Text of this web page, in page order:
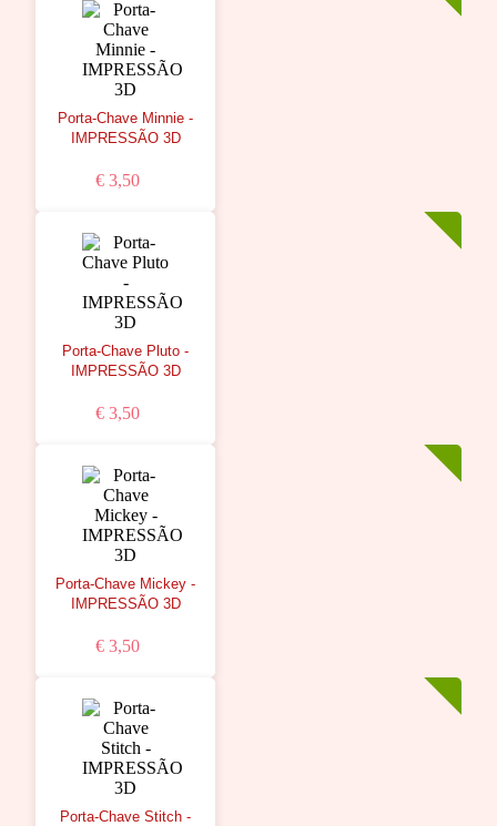
Porta-Chave Minnie -
IMPRESSÃO 3D
€ 3,50
Porta-Chave Pluto -
IMPRESSÃO 3D
€ 3,50
Porta-Chave Mickey -
IMPRESSÃO 3D
€ 3,50
Porta-Chave Stitch -